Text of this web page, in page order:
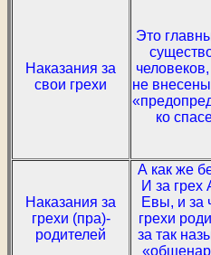
Наказания за
свои грехи
Это
не
ко
Наказания за
грехи (пра)-
родителей
А как же
И за грех
Евы, и за
грехи
за так